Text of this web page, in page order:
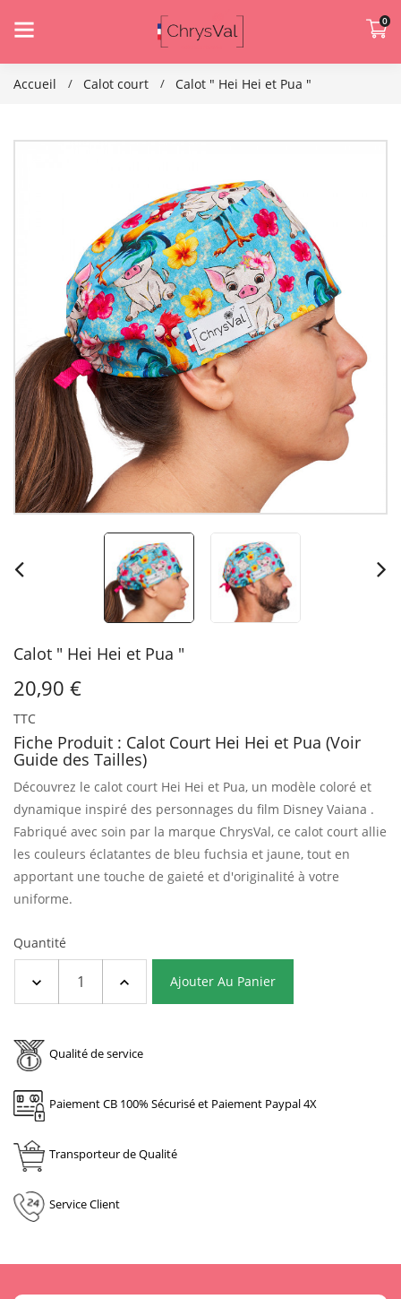
0
Accueil Calot court Calot " Hei Hei et Pua "
Calot " Hei Hei et Pua "
20,90 €
TTC
Fiche Produit : Calot Court Hei Hei et Pua (Voir
Guide des Tailles)
Découvrez le calot court Hei Hei et Pua, un modèle coloré et
dynamique inspiré des personnages du film Disney Vaiana .
Fabriqué avec soin par la marque ChrysVal, ce calot court allie
les couleurs éclatantes de bleu fuchsia et jaune, tout en
apportant une touche de gaieté et d'originalité à votre
uniforme.
Quantité
Ajouter Au Panier
Qualité de service
Paiement CB 100% Sécurisé et Paiement Paypal 4X
Transporteur de Qualité
Service Client